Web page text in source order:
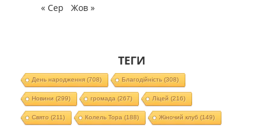
« Сер
Жов »
ТЕГИ
День народження(708) Благодійність (308)
Новини (299) громада (267) Ліцей (216)
Свято (211) Колель Тора (188) Жіночий клуб (149)